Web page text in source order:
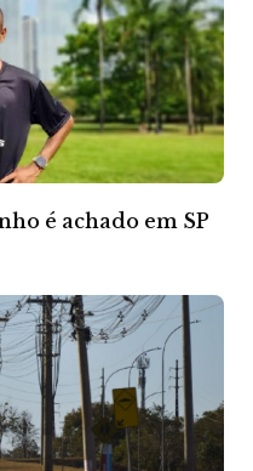
é achado em SP